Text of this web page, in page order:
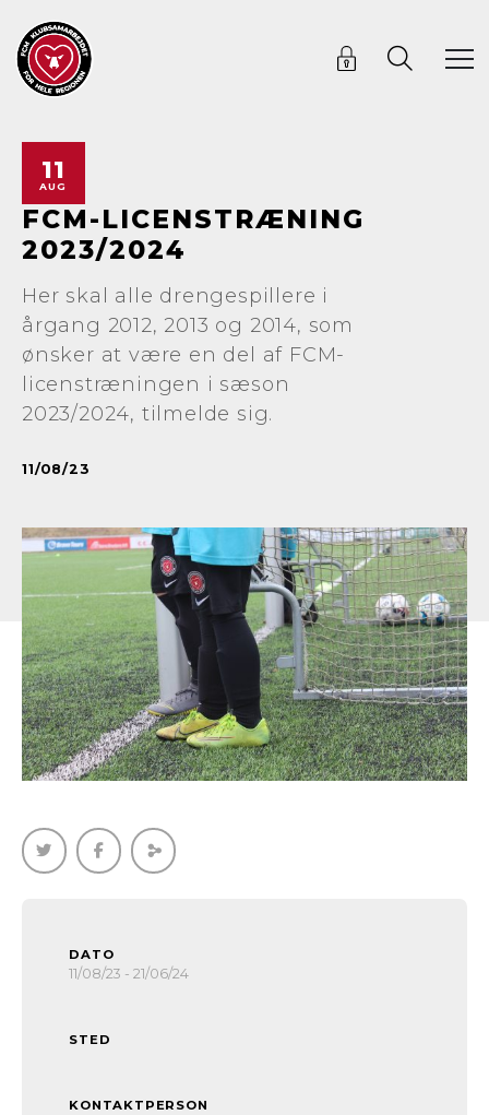
11
AUG
FCM-LICENSTRÆNING
2023/2024
Her skal alle drengespillere i
årgang 2012, 2013 og 2014, som
ønsker at være en del af FCM-
licenstræningen i sæson
2023/2024, tilmelde sig.
11/08/23
DATO
11/08/23 - 21/06/24
STED
KONTAKTPERSON